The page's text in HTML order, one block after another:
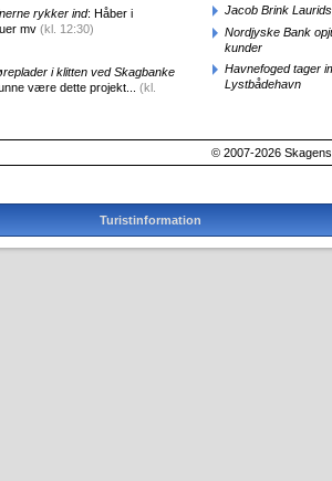
rykker ind: Håber i
mv (kl. 12:30)
i klitten ved Skagbanke
være dette projekt... (kl.
Jacob Brink
Nordjyske Bank
kunder
Havnefoged tager
Lystbådehavn
© 2007-2026
Turistinformation